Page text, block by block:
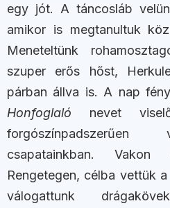
egy jót. A táncosláb
amikor is megtanultuk
Meneteltünk
szuper erős hőst,
párban állva is. A nap
Honfoglaló nevet
csapatainkban.
Rengetegen, célba vettük
válogattunk